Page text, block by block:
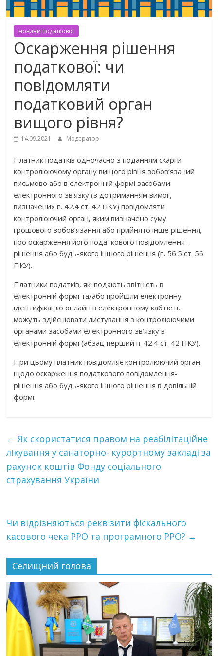
новини податкової
Оскарження рішення
податкової: чи
повідомляти
податковий орган
вищого рівня?
14.09.2021 Модератор
Платник податків одночасно з поданням скарги
контролюючому органу вищого рівня зобов’язаний
письмово або в електронній формі засобами
електронного зв’язку (з дотриманням вимог,
визначених п. 42.4 ст. 42 ПКУ) повідомляти
контролюючий орган, яким визначено суму
грошового зобов’язання або прийнято інше рішення,
про оскарження його податкового повідомлення-
рішення або будь-якого іншого рішення (п. 56.5 ст. 56
ПКУ).
Платники податків, які подають звітність в
електронній формі та/або пройшли електронну
ідентифікацію онлайн в електронному кабінеті,
можуть здійснювати листування з контролюючими
органами засобами електронного зв’язку в
електронній формі (абзац перший п. 42.4 ст. 42 ПКУ).
При цьому платник повідомляє контролюючий орган
щодо оскарження податкового повідомлення-
рішення або будь-якого іншого рішення в довільній
формі.
← Як скористатися правом на реабілітаційне
лікування у санаторно- курортному закладі за
рахунок коштів Фонду соціального
страхування України
Чи відрізняються реквізити фіскального
касового чека РРО та програмного РРО? →
Селищний голова